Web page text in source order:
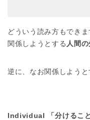
どういう読み方もでき
関係しようとする 人間
逆に、なお関係しよう
Individual 「分けること